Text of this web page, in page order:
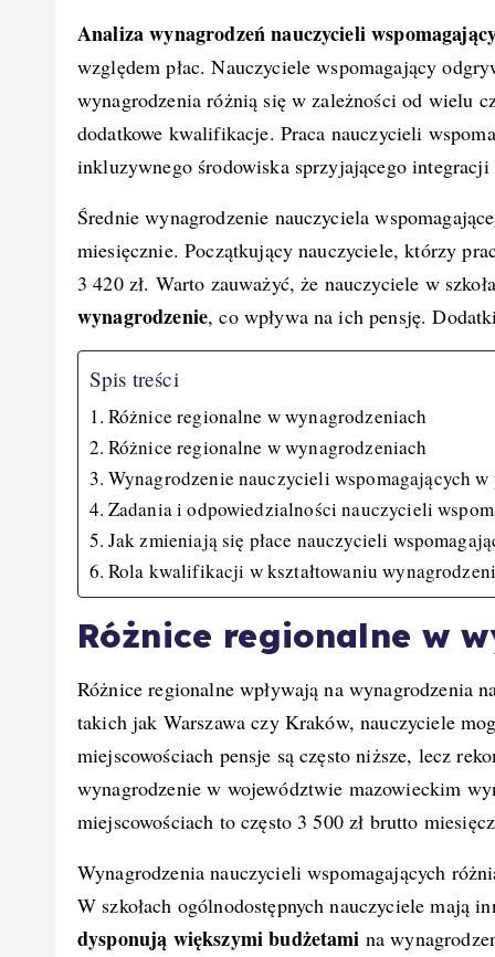
c
e
b
o
o
k
er
e
st
m
bl
r
d
di
t
k
e
d
I
n
p
y
Li
n
k
Analiza wynagrodzeń nauczycieli
względem płac. Nauczyciele wspomagający
wynagrodzenia różnią się w zależności od wielu
dodatkowe kwalifikacje. Praca nauczycieli
inkluzywnego środowiska sprzyjającego
Średnie wynagrodzenie nauczyciela
miesięcznie. Początkujący nauczyciele, którzy
3 420 zł. Warto zauważyć, że nauczyciele w
wynagrodzenie, co wpływa na ich pensję.
Spis treści
Różnice regionalne w wynagrodzeniach
Różnice regionalne w wynagrodzeniach
Wynagrodzenie nauczycieli wspomagających
Zadania i odpowiedzialności nauczycieli
Jak zmieniają się płace nauczycieli
Rola kwalifikacji w kształtowaniu
Różnice regionalne w
Różnice regionalne wpływają na wynagrodzenia
takich jak Warszawa czy Kraków, nauczyciele
miejscowościach pensje są często niższe, lecz
wynagrodzenie w województwie mazowieckim
miejscowościach to często 3 500 zł brutto
Wynagrodzenia nauczycieli wspomagających
W szkołach ogólnodostępnych nauczyciele mają
dysponują większymi budżetami na